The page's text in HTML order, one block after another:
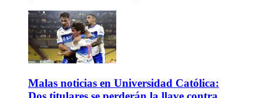
Malas noticias en Universidad Católica: